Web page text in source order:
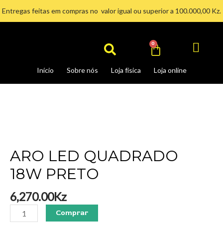
Entregas feitas em compras no valor igual ou superior a 100.000,00 Kz.
Search
Início Sobre nós Loja física Loja online
0
ARO LED QUADRADO
18W PRETO
6,270.00Kz
quantidade
Comprar